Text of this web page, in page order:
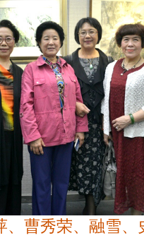
、曹秀荣、融雪